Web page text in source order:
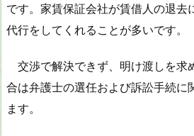
です。家賃保証会社が賃借人の退去
代行をしてくれることが多いです。
交渉で解決できず、明け渡しを求
合は弁護士の選任および訴訟手続に
ます。